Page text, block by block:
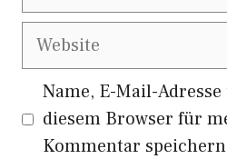
Website
Name, E-Mail-
diesem Browser für
Kommentar